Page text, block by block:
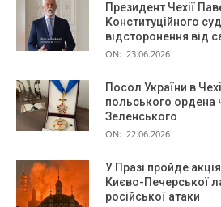
Президент Чехії
Конституційного
відсторонення від
ON: 23.06.2026
Посол України в
польського ордена
Зеленського
ON: 22.06.2026
У Празі пройде
Києво-Печерської
російської атаки